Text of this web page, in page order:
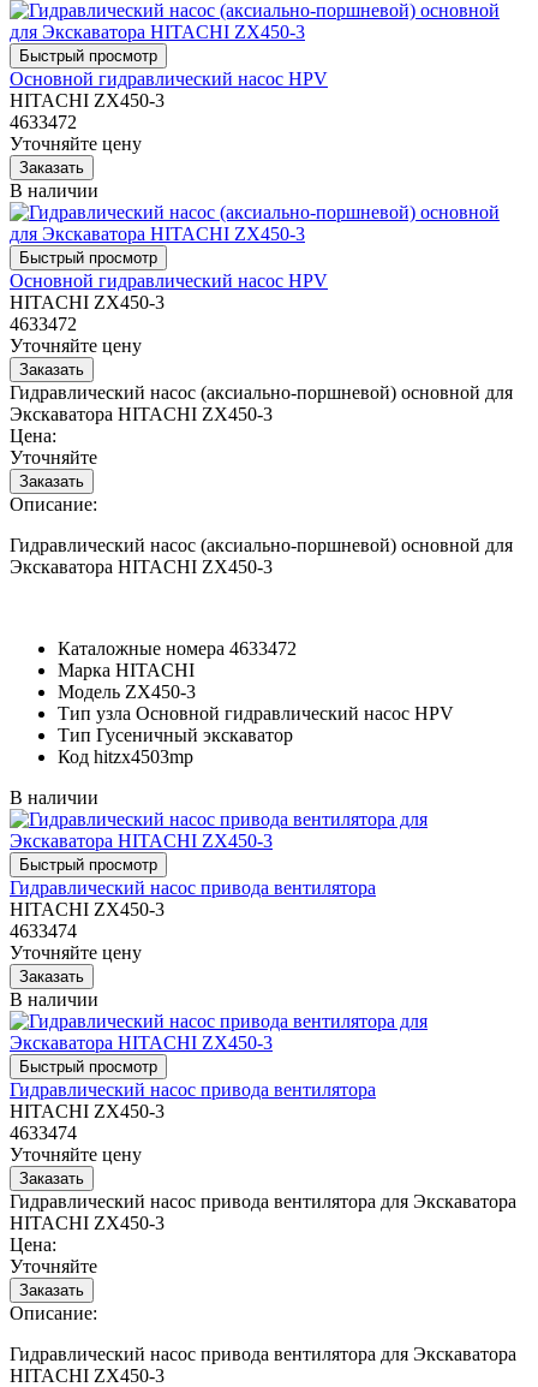
Основной гидравлический насос HPV
HITACHI ZX450-3
4633472
Уточняйте цену
В наличии
Основной гидравлический насос HPV
HITACHI ZX450-3
4633472
Уточняйте цену
Гидравлический насос (аксиально-поршневой) основной для
Экскаватора HITACHI ZX450-3
Цена:
Уточняйте
Описание:
Гидравлический насос (аксиально-поршневой) основной для
Экскаватора HITACHI ZX450-3
Каталожные номера 4633472
Марка HITACHI
Модель ZX450-3
Тип узла Основной гидравлический насос HPV
Тип Гусеничный экскаватор
Код hitzx4503mp
В наличии
Гидравлический насос привода вентилятора
HITACHI ZX450-3
4633474
Уточняйте цену
В наличии
Гидравлический насос привода вентилятора
HITACHI ZX450-3
4633474
Уточняйте цену
Гидравлический насос привода вентилятора для Экскаватора
HITACHI ZX450-3
Цена:
Уточняйте
Описание:
Гидравлический насос привода вентилятора для Экскаватора
HITACHI ZX450-3